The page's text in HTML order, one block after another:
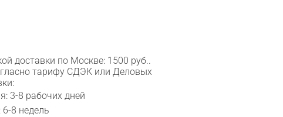
доставки по Москве: 1500 руб..
тарифу СДЭК или Деловых
3-8 рабочих дней
8 недель